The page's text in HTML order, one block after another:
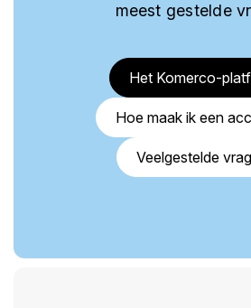
meest gestelde
Het Komerco-
Hoe maak ik een
Veelgestelde